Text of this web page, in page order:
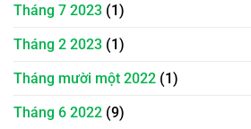
Tháng 7 2023 (1)
Tháng 2 2023 (1)
Tháng mười một 2022 (1)
Tháng 6 2022 (9)